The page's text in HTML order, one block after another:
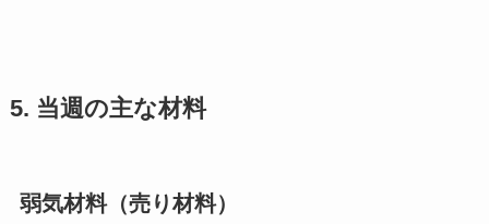
5. 当週の主な材料
弱気材料（売り材料）